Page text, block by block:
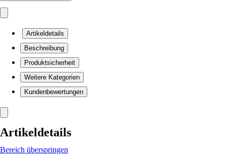
Artikeldetails
Beschreibung
Produktsicherheit
Weitere Kategorien
Kundenbewertungen
Artikeldetails
Bereich überspringen